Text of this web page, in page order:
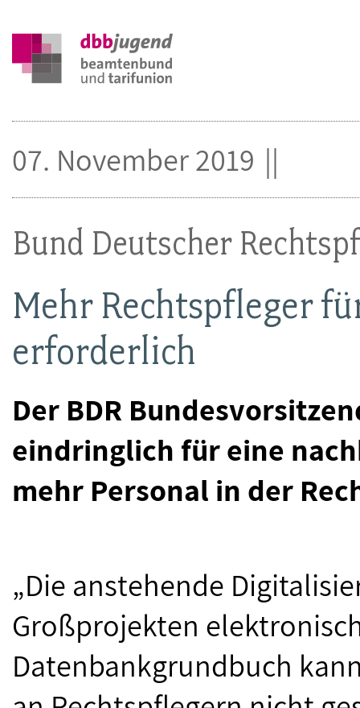
Bund Deutscher
Mehr Rechtspfleger
erforderlich
Der BDR
eindringlich für eine
mehr Personal in der
07. November 2019
„Die anstehende
Großprojekten
Datenbankgrundbuch